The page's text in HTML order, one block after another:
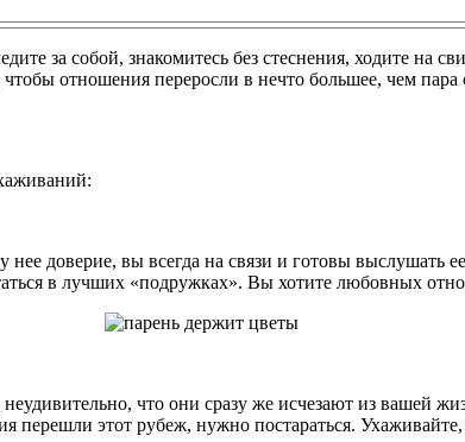
за собой, знакомитесь без стеснения, ходите на
отношения переросли в нечто большее, чем пара
доверие, вы всегда на связи и готовы
в лучших «подружках». Вы хотите любовных
что они сразу же исчезают из вашей
этот рубеж, нужно постараться. Ухаживайте,